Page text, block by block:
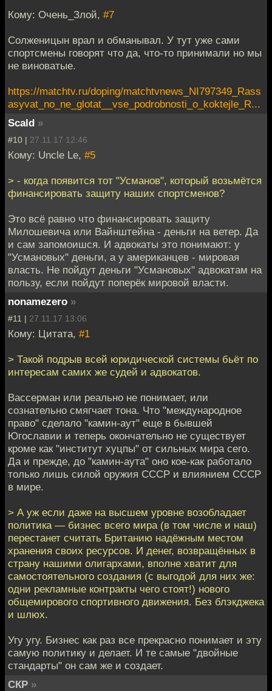
Кому: Очень_Злой, #7
Солженицын врал и обманывал. У тут уже сами
спортсмены говорят что да, что-то принимали но мы
не виноватые.
https://matchtv.ru/doping/matchtvnews_NI797349_Rass
asyvat_no_ne_glotat__vse_podrobnosti_o_koktejle_R...
Scald »
#10 | 27.11.17 12:46
Кому: Uncle Le, #5
> - когда появится тот "Усманов", который возьмётся
финансировать защиту наших спортсменов?
Это всё равно что финансировать защиту
Милошевича или Вайнштейна - деньги на ветер. Да
и сам запомоишся. И адвокаты это понимают: у
"Усмановых" деньги, а у американцев - мировая
власть. Не пойдут деньги "Усмановых" адвокатам на
пользу, если пойдут поперёк мировой власти.
nonamezero »
#11 | 27.11.17 13:06
Кому: Цитата, #1
> Такой подрыв всей юридической системы бьёт по
интересам самих же судей и адвокатов.
Вассерман или реально не понимает, или
сознательно смягчает тона. Что "международное
право" сделало "камин-аут" еще в бывшей
Югославии и теперь окончательно не существует
кроме как "институт хуцпы" от сильных мира сего.
Да и прежде, до "камин-аута" оно кое-как работало
только лишь силой оружия СССР и влиянием СССР
в мире.
> А уж если даже на высшем уровне возобладает
политика — бизнес всего мира (в том числе и наш)
перестанет считать Британию надёжным местом
хранения своих ресурсов. И денег, возвращённых в
страну нашими олигархами, вполне хватит для
самостоятельного создания (с выгодой для них же:
одни рекламные контракты чего стоят!) нового
общемирового спортивного движения. Без блэкджека
и шлюх.
Угу угу. Бизнес как раз все прекрасно понимает и эту
самую политику и делает. И те самые "двойные
стандарты" он сам же и создает.
СКР »